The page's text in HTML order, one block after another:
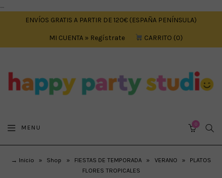
....
ENVÍOS GRATIS A PARTIR DE 120€ (ESPAÑA PENÍNSULA)
MI CUENTA » Regístrate CARRITO 0
MENU 0
→ Inicio » Shop » FIESTAS DE TEMPORADA » VERANO »
PLATOS
FLORES TROPICALES